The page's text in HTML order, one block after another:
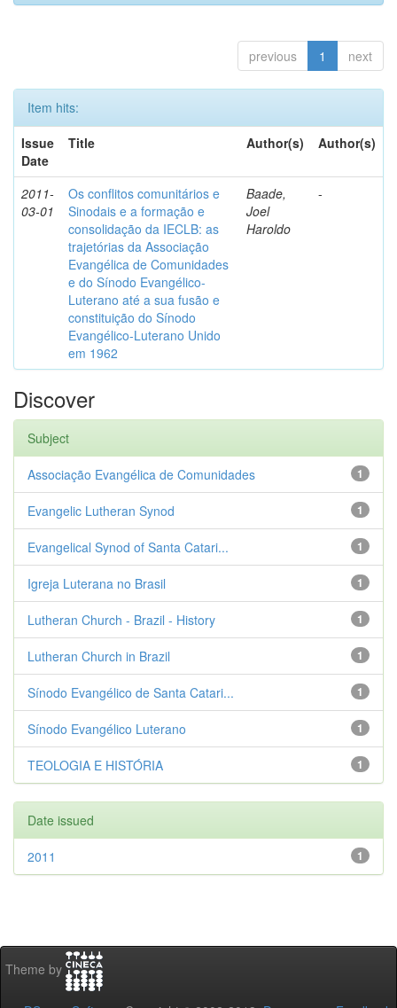
previous 1 next
Item hits:
Issue
Date
Title Author(s) Author(s)
2011-
03-01
Os conflitos comunitários e
Sinodais e a formação e
consolidação da IECLB: as
trajetórias da Associação
Evangélica de Comunidades
e do Sínodo Evangélico-
Luterano até a sua fusão e
constituição do Sínodo
Evangélico-Luterano Unido
em 1962
Baade,
Joel
Haroldo
-
Discover
Subject
1
Associação Evangélica de Comunidades
1
Evangelic Lutheran Synod
1
Evangelical Synod of Santa Catari...
1
Igreja Luterana no Brasil
1
Lutheran Church - Brazil - History
1
Lutheran Church in Brazil
1
Sínodo Evangélico de Santa Catari...
1
Sínodo Evangélico Luterano
1
TEOLOGIA E HISTÓRIA
Date issued
1
2011
Theme by